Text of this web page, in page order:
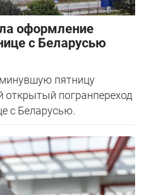
оформление
с Беларусью
пятницу
открытый погранпереход
с Беларусью.